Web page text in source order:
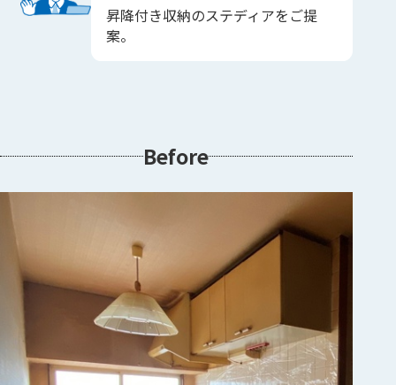
昇降付き収納のステディアをご提
案。
Before